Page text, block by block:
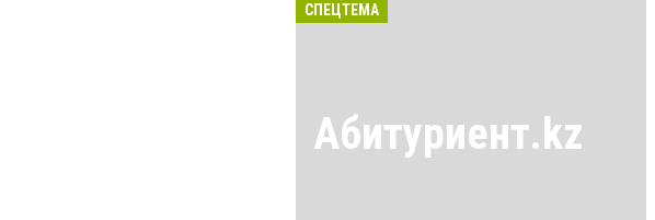
СПЕЦТЕМА
Абитуриент.kz